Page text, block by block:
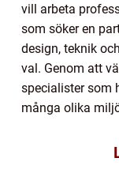
vill arbeta
som söker en
design, teknik
val. Genom att
specialister som
många olika